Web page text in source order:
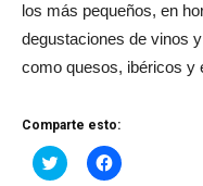
los más pequeños, en
degustaciones de vinos
como quesos, ibéricos y
Comparte esto:
Haz
clic
Haz
clic